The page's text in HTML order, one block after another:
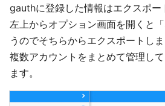
gauthに登録した情報はエクスポー
左上からオプション画面を開くと
うのでそちらからエクスポートしま
複数アカウントをまとめて管理し
ます。